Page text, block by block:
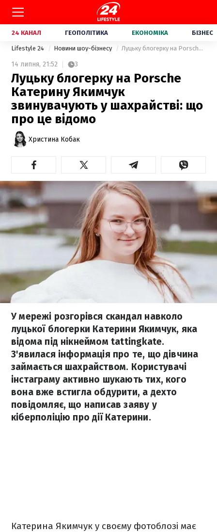
24 КАНАЛ ГЕОПОЛІТИКА ЕКОНОМІКА БІЗНЕС
Lifestyle 24 Новини шоу-бізнесу Луцьку блогерку на Porsche Катерину Якимчук звинувачують у шахрайстві: що про це відомо
14 липня, 21:52 3
Луцьку блогерку на Porsche
Катерину Якимчук
звинувачують у шахрайстві: що
про це відомо
Христина Кобак
У мережі розгорівся скандал навколо
луцької блогерки Катерини Якимчук, яка
відома під нікнеймом tattingkate.
З'явилася інформація про те, що дівчина
займається шахрайством. Користувачі
інстаграму активно шукають тих, кого
вона вже встигла обдурити, а дехто
повідомляє, що написав заяву у
кіберполіцію про дії Катерини.
Катерина Якимчук у своєму фотоблозі має